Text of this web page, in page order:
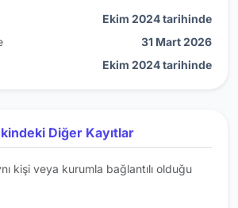
Ekim 2024 tarihinde
31 Mart 2026
Ekim 2024 tarihinde
Diğer Kayıtlar
kişi veya kurumla bağlantılı olduğu